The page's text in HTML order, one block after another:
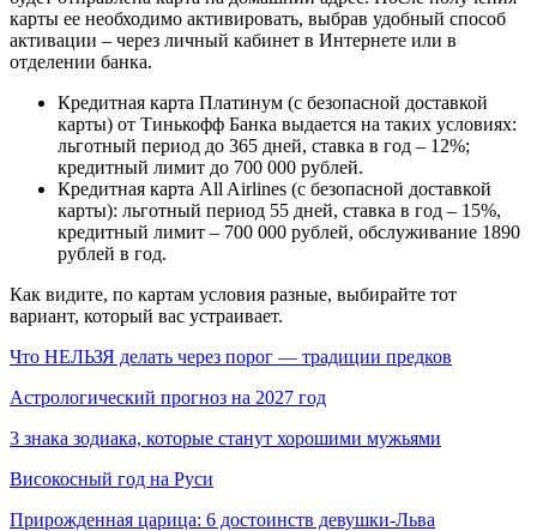
карты ее необходимо активировать, выбрав удобный способ
активации – через личный кабинет в Интернете или в
отделении банка.
Кредитная карта Платинум (с безопасной доставкой
карты) от Тинькофф Банка выдается на таких условиях:
льготный период до 365 дней, ставка в год – 12%;
кредитный лимит до 700 000 рублей.
Кредитная карта All Airlines (с безопасной доставкой
карты): льготный период 55 дней, ставка в год – 15%,
кредитный лимит – 700 000 рублей, обслуживание 1890
рублей в год.
Как видите, по картам условия разные, выбирайте тот
вариант, который вас устраивает.
Что НЕЛЬЗЯ делать через порог — традиции предков
Астрологический прогноз на 2027 год
3 знака зодиака, которые станут хорошими мужьями
Високосный год на Руси
Прирожденная царица: 6 достоинств девушки-Льва